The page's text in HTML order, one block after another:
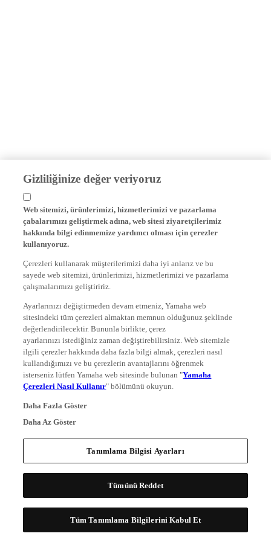
Gizliliğinize değer veriyoruz
Web sitemizi, ürünlerimizi, hizmetlerimizi ve pazarlama
çabalarımızı geliştirmek adına, web sitesi ziyaretçilerimiz
hakkında bilgi edinmemize yardımcı olması için çerezler
kullanıyoruz.
Çerezleri kullanarak müşterilerimizi daha iyi anlarız ve bu
sayede web sitemizi, ürünlerimizi, hizmetlerimizi ve pazarlama
çalışmalarımızı geliştiririz.
Ayarlarınızı değiştirmeden devam etmeniz, Yamaha web
sitesindeki tüm çerezleri almaktan memnun olduğunuz şeklinde
değerlendirilecektir. Bununla birlikte, çerez
ayarlarınızı istediğiniz zaman değiştirebilirsiniz. Web sitemizle
ilgili çerezler hakkında daha fazla bilgi almak, çerezleri nasıl
kullandığımızı ve bu çerezlerin avantajlarını öğrenmek
isterseniz lütfen Yamaha web sitesinde bulunan "Yamaha
Çerezleri Nasıl Kullanır" bölümünü okuyun.
Daha Fazla Göster
Daha Az Göster
Tanımlama Bilgisi Ayarları
Tümünü Reddet
Tüm Tanımlama Bilgilerini Kabul Et